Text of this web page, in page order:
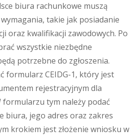
biura rachunkowe muszą
takie jak posiadanie
oraz kwalifikacji zawodowych. Po
wszystkie niezbędne
potrzebne do zgłoszenia.
formularz CEIDG-1, który jest
rejestracyjnym dla
formularzu tym należy podać
biura, jego adres oraz zakres
krokiem jest złożenie wniosku w